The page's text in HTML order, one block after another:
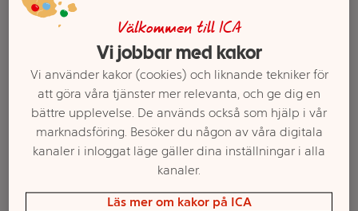
Välkommen till ICA
Vi jobbar med kakor
Vi använder kakor (cookies) och liknande tekniker för
att göra våra tjänster mer relevanta, och ge dig en
bättre upplevelse. De används också som hjälp i vår
marknadsföring. Besöker du någon av våra digitala
kanaler i inloggat läge gäller dina inställningar i alla
kanaler.
Läs mer om kakor på ICA